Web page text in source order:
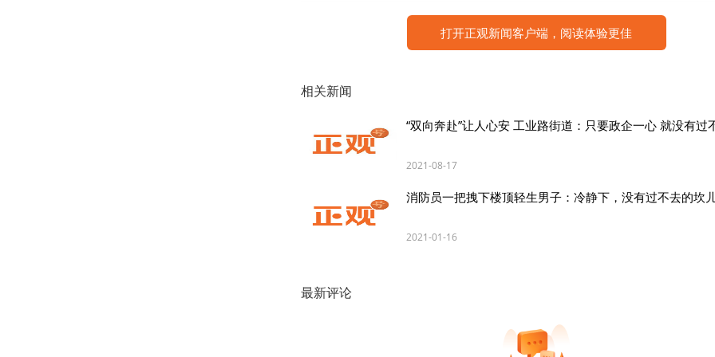
埋他爹——完成任务。赵某某埋他娘——应尽义务。
马魁揭锅拍——熟了！
马魁是石道乡石道街东街人，回族，按乡亲辈分我叫他魁爷。他
硕，力大无比，诚实厚道，他的特色手艺或者是持家之道就是打水煎
１９６６年生人，我没有见过他打水煎包，但我见过他本人。他和我
好，他的一些事儿都是从我爹和乡邻那儿听到的。
某年，他与人打赌，曾把碾场的石磙举放到树杈上。他兄弟三人
大，每逢集会打水煎包时他掌锅。他家的水煎包个大、馅多、一面金
来吧，尝尝这又焦又香又软和的大包子！”锅拍揭开，满街飘香，人们
接踵而至，吃一口他家的包子那真是满嘴溢香。久而久之，“马魁揭
了！”便成了老家人口中的一个歇后语。
打开正观新闻客户端，阅读体验更佳
相关新闻
“双向奔赴”让人心安 工业路街道：只要政企一心 就没有过
2021-08-17
消防员一把拽下楼顶轻生男子：冷静下，没有过不去的坎
2021-01-16
最新评论